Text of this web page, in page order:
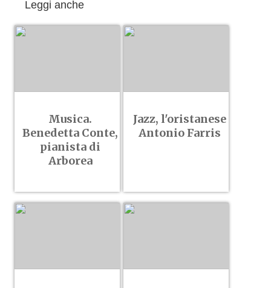
Leggi anche
Musica.
Benedetta Conte,
pianista di
Arborea
Jazz, l'oristanese
Antonio Farris